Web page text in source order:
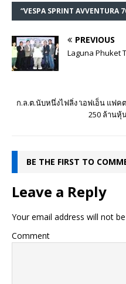
“VESPA SPRINT AVVENTURA
PREVIOUS
Laguna Phuket
ก.ล.ต.นับหนึ่งไฟลิ่ง ‘เอฟเอ็น แฟค
250 ล้านหุ้
BE THE FIRST TO
Leave a Reply
Your email address will not
Comment